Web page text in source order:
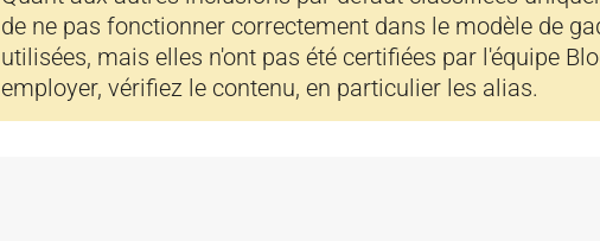
n
n
de ne pas fonctionner correctement dans le modèle de
utilisées, mais elles n'ont pas été certifiées par l'équipe
employer, vérifiez le contenu, en particulier les alias.